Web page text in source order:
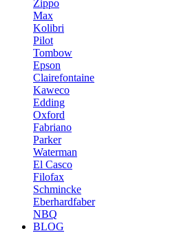
Zippo
Max
Kolibri
Pilot
Tombow
Epson
Clairefontaine
Kaweco
Edding
Oxford
Fabriano
Parker
Waterman
El Casco
Filofax
Schmincke
Eberhardfaber
NBQ
BLOG